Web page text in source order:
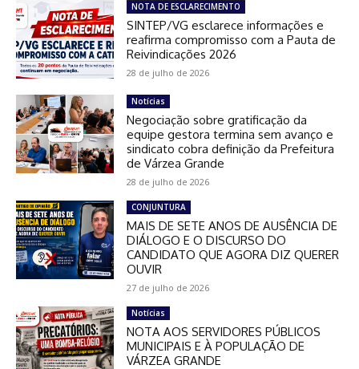
NOTA DE ESCLARECIMENTO
SINTEP/VG esclarece informações e
reafirma compromisso com a Pauta de
Reivindicações 2026
28 de julho de 2026
Notícias
Negociação sobre gratificação da
equipe gestora termina sem avanço e
sindicato cobra definição da Prefeitura
de Várzea Grande
28 de julho de 2026
CONJUNTURA
MAIS DE SETE ANOS DE AUSÊNCIA DE
DIÁLOGO E O DISCURSO DO
CANDIDATO QUE AGORA DIZ QUERER
OUVIR
27 de julho de 2026
Notícias
NOTA AOS SERVIDORES PÚBLICOS
MUNICIPAIS E À POPULAÇÃO DE
VÁRZEA GRANDE